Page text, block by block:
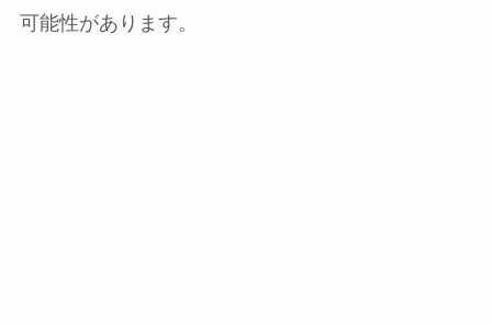
可能性があります。